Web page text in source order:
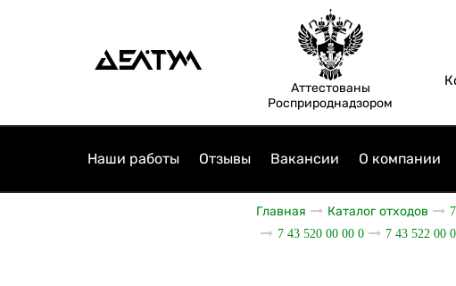
Аттестованы
Росприроднадзором
Наши работы Отзывы Вакансии О компании
Главная Каталог отходов
7 43 520 00 00 0
7 43 522 00